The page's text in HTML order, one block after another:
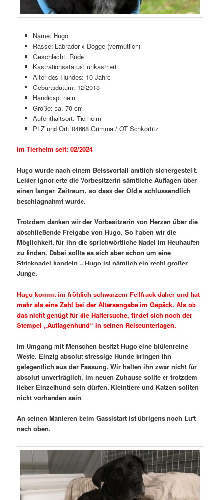
Name: Hugo
Rasse: Labrador x Dogge (vermutlich)
Geschlecht: Rüde
Kastrationsstatus: unkastriert
Alter des Hundes: 10 Jahre
Geburtsdatum: 12/2013
Handicap: nein
Größe: ca. 70 cm
Aufenthaltsort: Tierheim
PLZ und Ort: 04668 Grimma / OT Schkortitz
Im Tierheim seit: 02/2024
Hugo wurde nach einem Beissvorfall amtlich sichergestellt.
Leider ignorierte die Vorbesitzerin sämtliche Auflagen über
einen langen Zeitraum, so dass der Oldie schlussendlich
beschlagnahmt wurde.
Trotzdem danken wir der Vorbesitzerin von Herzen über die
abschließende Freigabe von Hugo. So haben wir die
Möglichkeit, für ihn die sprichwörtliche Nadel im Heuhaufen
zu finden. Dabei sollte es sich aber schon um eine
Stricknadel handeln – Hugo ist nämlich ein recht großer
Junge.
Hugo kommt im fröhlich schwarzem Fellfrack daher und hat
mehr als eine Zahl bei der Altersangabe im Gepäck. Als ob
das nicht genügt für die Haltersuche, findet sich noch der
Stempel „Auflagenhund“ in seinen Reiseunterlagen.
Im Umgang mit Menschen besitzt Hugo eine blütenreine
Weste. Einzig absolut stressige Hunde bringen ihn
gelegentlich aus der Fassung. Wir halten ihn zwar nicht für
absolut unverträglich, im neuen Zuhause sollte er trotzdem
lieber Einzelhund sein dürfen. Kleintiere und Katzen sollten
nicht vorhanden sein.
An seinen Manieren beim Gassistart ist übrigens noch Luft
nach oben.